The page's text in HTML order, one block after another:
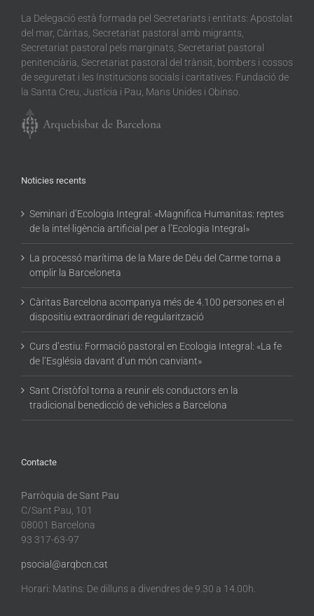
La Delegació està formada pel Secretariats i entitats: Apostolat
del mar, Càritas, Secretariat pastoral amb migrants,
Secretariat pastoral pels marginats, Secretariat pastoral
penitenciària, Secretariat pastoral del trànsit, bombers i cossos
de seguretat i les Institucions socials i caritatives: Fundació de
la Santa Creu, Justícia i Pau, Mans Unides i Obinso.
Noticies recents
Seminari d’Ecologia Integral: «Magnifica Humanitas: reptes
de la intel·ligència artificial per a l’Ecologia Integral»
La processó marítima de la Mare de Déu del Carme torna a
omplir la Barceloneta
Càritas Barcelona acompanya més de 4.100 persones en el
dispositiu extraordinari de regularització
Curs d’estiu: Formació pastoral en Ecologia Integral: «La fe
de l’Església davant d’un món canviant»
Sant Cristòfol torna a reunir els conductors en la
tradicional benedicció de vehicles a Barcelona
Contacte
Parròquia de Sant Pau
C/Sant Pau, 101
08001 Barcelona
93 317-63-97
psocial@arqbcn.cat
Horari: Matins: De dilluns a divendres de 9.30 a 14.00h.